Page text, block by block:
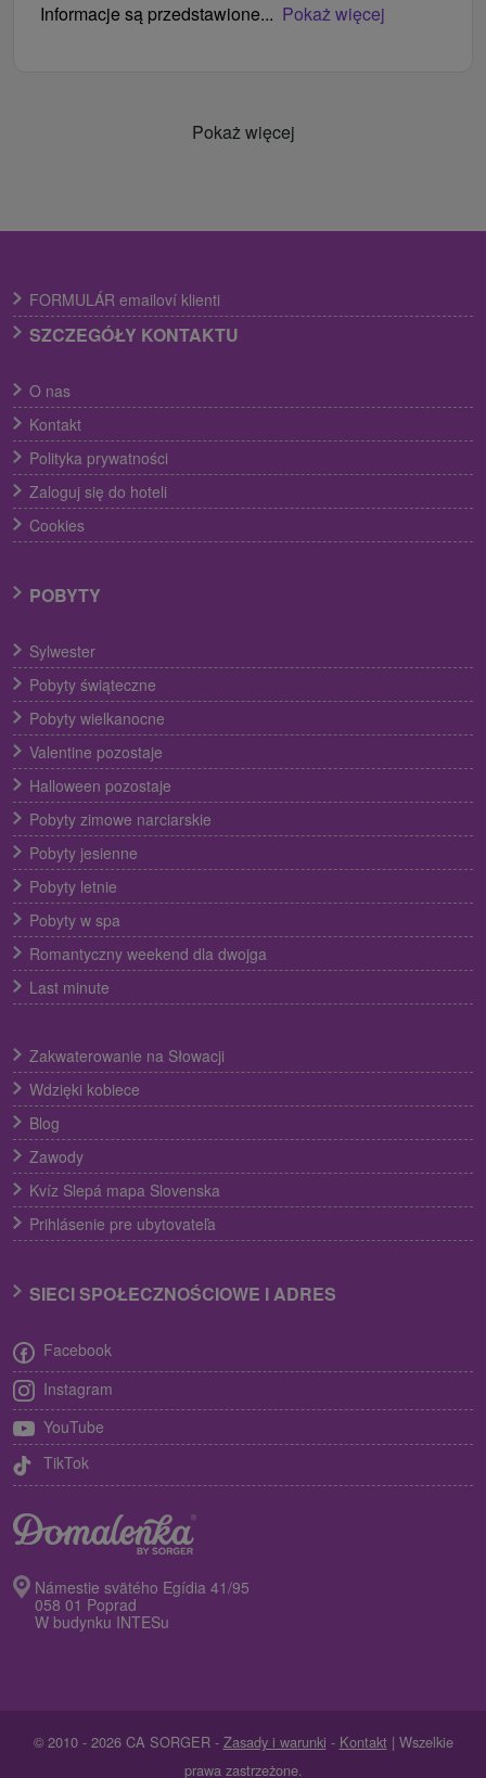
Informacje są przedstawione... Pokaż więcej
Pokaż więcej
FORMULÁR emailoví klienti
SZCZEGÓŁY KONTAKTU
O nas
Kontakt
Polityka prywatności
Zaloguj się do hoteli
Cookies
POBYTY
Sylwester
Pobyty świąteczne
Pobyty wielkanocne
Valentine pozostaje
Halloween pozostaje
Pobyty zimowe narciarskie
Pobyty jesienne
Pobyty letnie
Pobyty w spa
Romantyczny weekend dla dwojga
Last minute
Zakwaterowanie na Słowacji
Wdzięki kobiece
Blog
Zawody
Kvíz Slepá mapa Slovenska
Prihlásenie pre ubytovateľa
SIECI SPOŁECZNOŚCIOWE I ADRES
Facebook
Instagram
YouTube
TikTok
Námestie svätého Egídia 41/95
058 01 Poprad
W budynku INTESu
© 2010 - 2026 CA SORGER - Zasady i warunki - Kontakt | Wszelkie
prawa zastrzeżone.